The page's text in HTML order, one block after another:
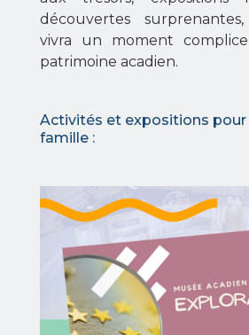
découvertes
vivra un moment
patrimoine acadien.
Activités et expositions
famille :